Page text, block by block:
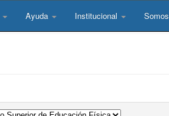
Ayuda Institucional Somos